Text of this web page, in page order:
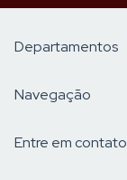
Departamentos
Navegação
Entre em contato